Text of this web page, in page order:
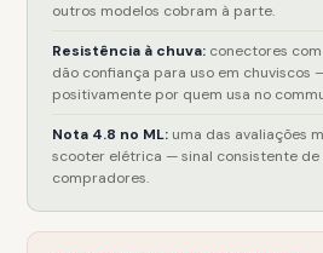
outros modelos cobram à parte.
Resistência à chuva: conectores
dão confiança para uso em chuviscos
positivamente por quem usa no
Nota 4.8 no ML: uma das avaliações
scooter elétrica — sinal consistente de
compradores.